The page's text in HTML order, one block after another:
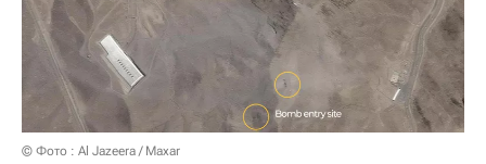
© Фото : Al Jazeera / Maxar